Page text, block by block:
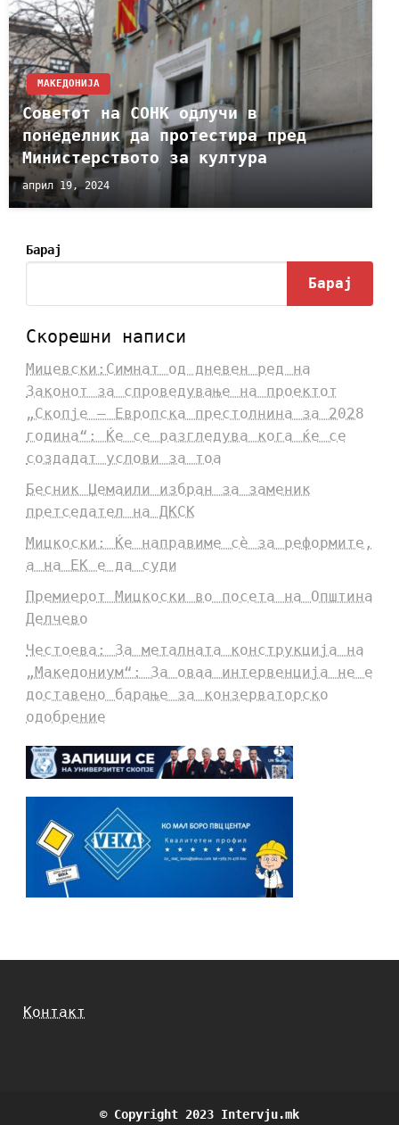
МАКЕДОНИЈА
Советот на СОНК одлучи в
понеделник да протестира пред
Министерството за култура
април 19, 2024
Барај
Барај
Скорешни написи
Мицевски:Симнат од дневен ред на
Законот за спроведување на проектот
„Скопје – Европска престолнина за 2028
година“: Ќе се разгледува кога ќе се
создадат услови за тоа
Бесник Џемаили избран за заменик
претседател на ДКСК
Мицкоски: Ќе направиме сè за реформите,
а на ЕК е да суди
Премиерот Мицкоски во посета на Општина
Делчево
Честоева: За металната конструкција на
„Македониум“: За оваа интервенција не е
доставено барање за конзерваторско
одобрение
Контакт
© Copyright 2023 Intervju.mk